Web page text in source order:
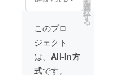
ト実行
絡しな
かった
送とな
ので、
予めご
変更に
合がご
ざいま
す。ご
ただき
うお願
いいた
しま
す。 ※
価格は
送料・
を
選
択
す
る
このプロ
ジェクト
は、 All-In方
式です。